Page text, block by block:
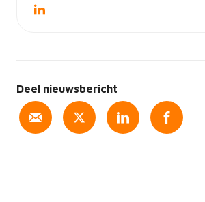
Deel nieuwsbericht